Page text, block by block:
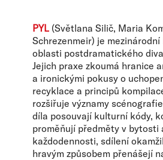
PYL (Světlana Silič, Maria
Schrezenmeir) je
oblasti postdramatického
Jejich praxe zkoumá hranice
a ironickými pokusy o
recyklace a principů
rozšiřuje významy
díla posouvají kulturní kódy,
proměňují předměty v
každodennosti, sdílení
hravým způsobem přenášejí